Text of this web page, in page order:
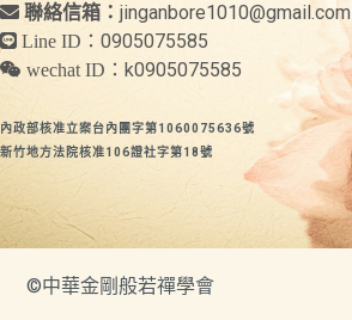
聯絡信箱： jinganbore1010@gmail.com
Line ID： 0905075585
wechat ID： k0905075585
內政部核准立案台內團字第1060075636號
新竹地方法院核准106證社字第18號
©中華金剛般若禪學會